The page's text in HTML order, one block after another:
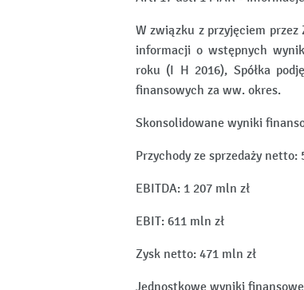
W związku z przyjęciem przez
informacji o wstępnych
roku (I H 2016), Spółka
finansowych za ww. okres.
Skonsolidowane wyniki
Przychody ze sprzedaży netto:
EBITDA: 1 207 mln zł
EBIT: 611 mln zł
Zysk netto: 471 mln zł
Jednostkowe wyniki